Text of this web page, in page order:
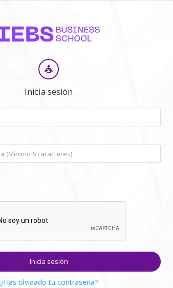
Inicia sesión
Inicia sesión
¿Has olvidado tu contraseña?